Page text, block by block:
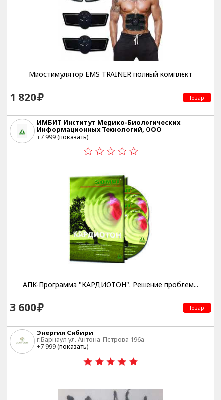
Миостимулятор EMS TRAINER полный комплект
1 820 Товар
ИМБИТ Институт Медико-Биологических
Информационных Технологий, ООО
г.Москва, ул.Габричевского 5-3
+7 999 (показать)
АПК-Программа "КАРДИОТОН". Решение проблем...
3 600 Товар
Энергия Сибири
г.Барнаул ул. Антона-Петрова 196а
+7 999 (показать)